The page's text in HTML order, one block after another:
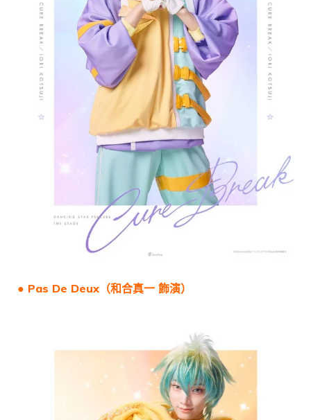
● Pas De Deux（和合真一 飾演）